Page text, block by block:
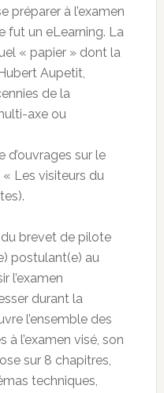
préparer à l’examen
fut un eLearning. La
« papier » dont la
Aupetit,
de la
axe ou
d’ouvrages sur le
Les visiteurs du
brevet de pilote
postulant(e) au
l’examen
durant la
l’ensemble des
à l’examen visé, son
sur 8 chapitres,
techniques,